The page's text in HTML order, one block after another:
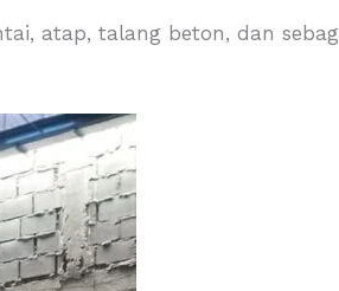
atap, talang beton, dan